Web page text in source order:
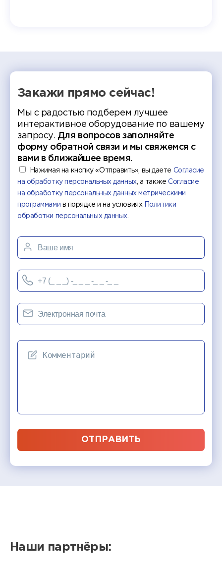
Закажи прямо сейчас!
Мы с радостью подберем лучшее
интерактивное оборудование по вашему
запросу. Для вопросов заполняйте
форму обратной связи и мы свяжемся с
вами в ближайшее время.
Нажимая на кнопку «Отправить», вы даете Согласие
на обработку персональных данных, а такжеСогласие
на обработку персональных данных метрическими
программами в порядке и на условиях
Политики
обработки персональных данных.
ОТПРАВИТЬ
Наши партнёры: